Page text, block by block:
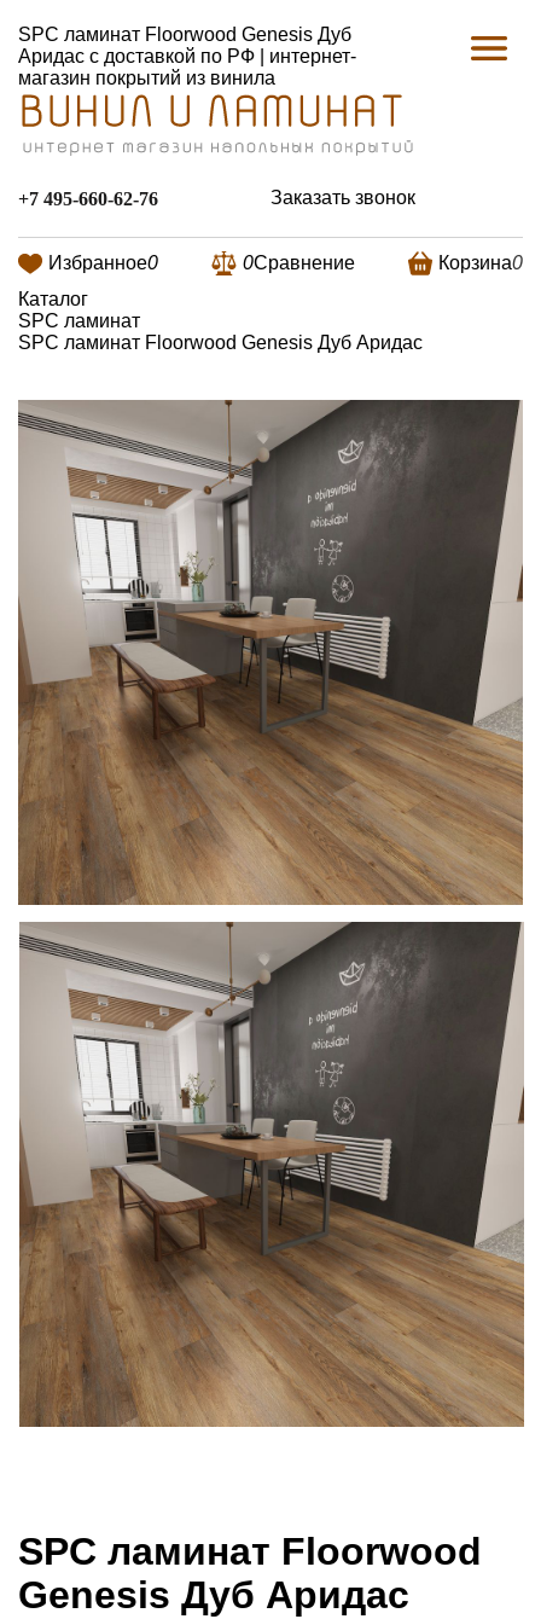
SPC ламинат Floorwood Genesis Дуб
Аридас с доставкой по РФ | интернет-
магазин покрытий из винила
+7 495-660-62-76 Заказать звонок
Избранное0 0Сравнение Корзина0
Каталог
SPC ламинат
SPC ламинат Floorwood Genesis Дуб Аридас
SPC ламинат Floorwood
Genesis Дуб Аридас